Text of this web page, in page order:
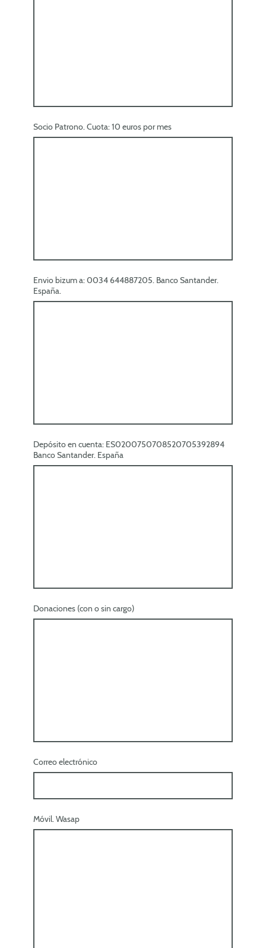
Socio Patrono. Cuota: 10 euros por mes
Envio bizum a: 0034 644887205. Banco Santander.
España.
Depósito en cuenta: ES0200750708520705392894
Banco Santander. España
Donaciones (con o sin cargo)
Correo electrónico
Móvil. Wasap